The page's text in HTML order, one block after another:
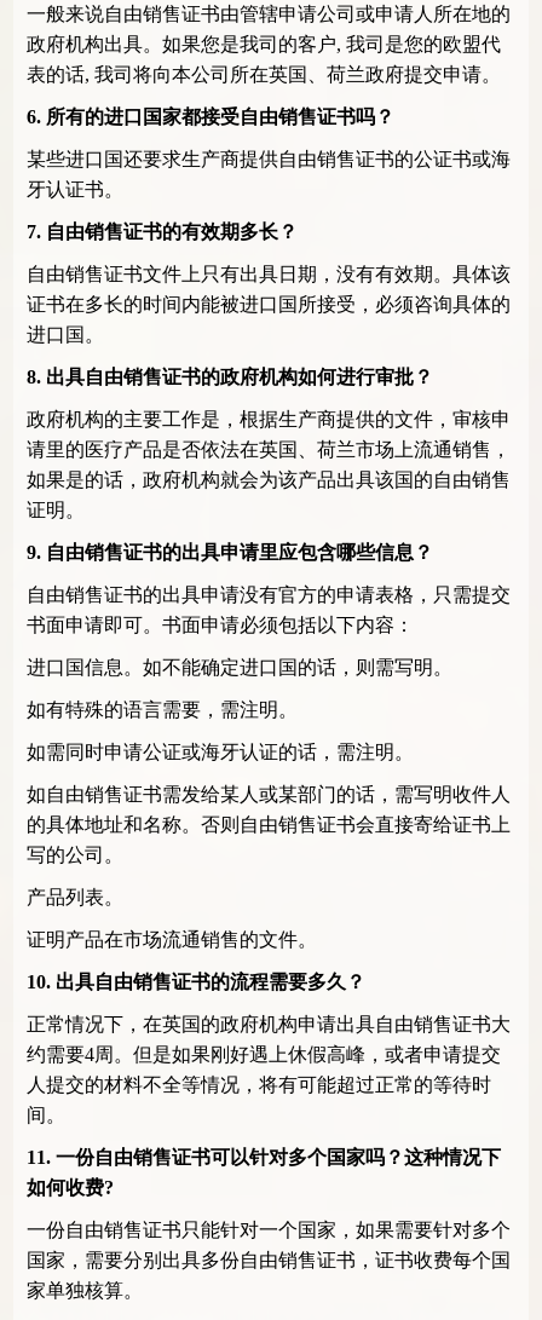
一般来说自由销售证书由管辖申请公司或申请人所在地的
政府机构出具。如果您是我司的客户, 我司是您的欧盟代
表的话, 我司将向本公司所在英国、荷兰政府提交申请。
6. 所有的进口国家都接受自由销售证书吗？
某些进口国还要求生产商提供自由销售证书的公证书或海
牙认证书。
7. 自由销售证书的有效期多长？
自由销售证书文件上只有出具日期，没有有效期。具体该
证书在多长的时间内能被进口国所接受，必须咨询具体的
进口国。
8. 出具自由销售证书的政府机构如何进行审批？
政府机构的主要工作是，根据生产商提供的文件，审核申
请里的医疗产品是否依法在英国、荷兰市场上流通销售，
如果是的话，政府机构就会为该产品出具该国的自由销售
证明。
9. 自由销售证书的出具申请里应包含哪些信息？
自由销售证书的出具申请没有官方的申请表格，只需提交
书面申请即可。书面申请必须包括以下内容：
进口国信息。如不能确定进口国的话，则需写明。
如有特殊的语言需要，需注明。
如需同时申请公证或海牙认证的话，需注明。
如自由销售证书需发给某人或某部门的话，需写明收件人
的具体地址和名称。否则自由销售证书会直接寄给证书上
写的公司。
产品列表。
证明产品在市场流通销售的文件。
10. 出具自由销售证书的流程需要多久？
正常情况下，在英国的政府机构申请出具自由销售证书大
约需要4周。但是如果刚好遇上休假高峰，或者申请提交
人提交的材料不全等情况，将有可能超过正常的等待时
间。
11. 一份自由销售证书可以针对多个国家吗？这种情况下
如何收费?
一份自由销售证书只能针对一个国家，如果需要针对多个
国家，需要分别出具多份自由销售证书，证书收费每个国
家单独核算。